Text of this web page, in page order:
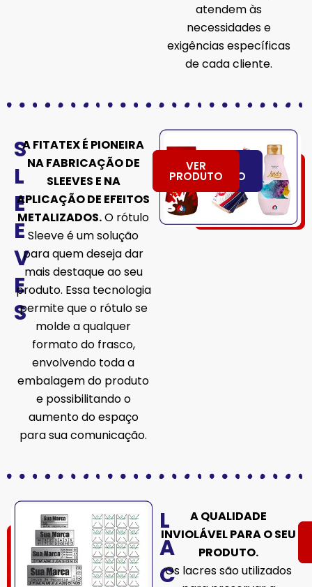
atendem às
necessidades e
exigências específicas
de cada cliente.
S
L
E
E
V
E
S
A FITATEX É PIONEIRA
NA FABRICAÇÃO DE
SLEEVES E NA
APLICAÇÃO DE EFEITOS
METALIZADOS.O rótulo
Sleeve é um solução
para quem deseja dar
mais destaque ao seu
produto. Essa tecnologia
permite que o rótulo se
molde a qualquer
formato do frasco,
envolvendo toda a
embalagem do produto
e possibilitando o
aumento do espaço
para sua comunicação.
QUERO
ATENDIMENTO
VER
PRODUTO
L
A
C
A QUALIDADE
INVIOLÁVEL PARA O SEU
PRODUTO.
Os lacres são utilizados